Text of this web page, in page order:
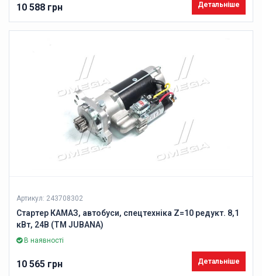
10 588 грн Детальніше
Артикул: 243708302
Стартер КАМАЗ, автобуси, спецтехніка Z=10 редукт. 8,1
кВт, 24В (ТМ JUBANA)
В наявності
10 565 грн Детальніше